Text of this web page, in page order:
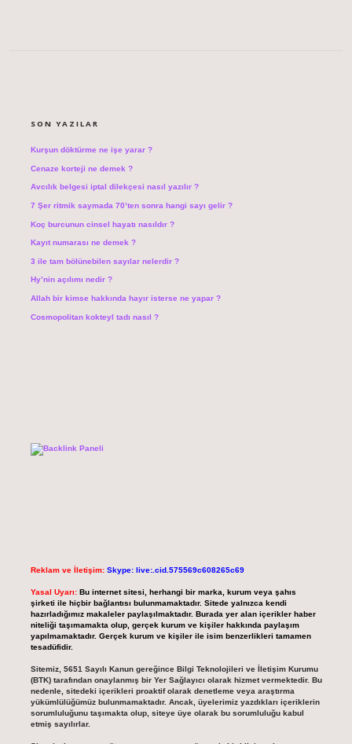
SON YAZILAR
Kurşun döktürme ne işe yarar ?
Cenaze korteji ne demek ?
Avcılık belgesi iptal dilekçesi nasıl yazılır ?
7 Şer ritmik saymada 70’ten sonra hangi sayı gelir ?
Koç burcunun cinsel hayatı nasıldır ?
Kayıt numarası ne demek ?
3 ile tam bölünebilen sayılar nelerdir ?
Hy’nin açılımı nedir ?
Allah bir kimse hakkında hayır isterse ne yapar ?
Cosmopolitan kokteyl tadı nasıl ?
Reklam ve İletişim: Skype: live:.cid.575569c608265c69
Yasal Uyarı: Bu internet sitesi, herhangi bir marka, kurum veya şahıs
şirketi ile hiçbir bağlantısı bulunmamaktadır. Sitede yalnızca kendi
hazırladığımız makaleler paylaşılmaktadır. Burada yer alan içerikler haber
niteliği taşımamakta olup, gerçek kurum ve kişiler hakkında paylaşım
yapılmamaktadır. Gerçek kurum ve kişiler ile isim benzerlikleri tamamen
tesadüfidir.
Sitemiz, 5651 Sayılı Kanun gereğince Bilgi Teknolojileri ve İletişim Kurumu
(BTK) tarafından onaylanmış bir Yer Sağlayıcı olarak hizmet vermektedir. Bu
nedenle, sitedeki içerikleri proaktif olarak denetleme veya araştırma
yükümlülüğümüz bulunmamaktadır. Ancak, üyelerimiz yazdıkları içeriklerin
sorumluluğunu taşımakta olup, siteye üye olarak bu sorumluluğu kabul
etmiş sayılırlar.